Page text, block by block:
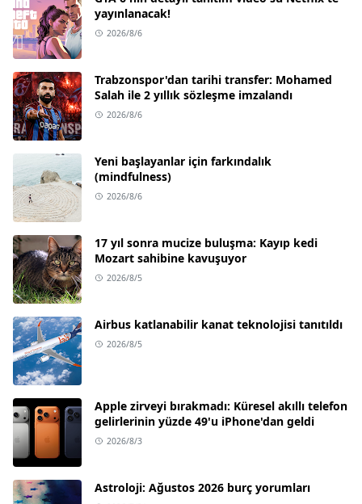
yayınlanacak!
2026/8/6
Trabzonspor'dan tarihi transfer: Mohamed
Salah ile 2 yıllık sözleşme imzalandı
2026/8/6
Yeni başlayanlar için farkındalık
(mindfulness)
2026/8/6
17 yıl sonra mucize buluşma: Kayıp kedi
Mozart sahibine kavuşuyor
2026/8/5
Airbus katlanabilir kanat teknolojisi tanıtıldı
2026/8/5
Apple zirveyi bırakmadı: Küresel akıllı telefon
gelirlerinin yüzde 49'u iPhone'dan geldi
2026/8/3
Astroloji: Ağustos 2026 burç yorumları